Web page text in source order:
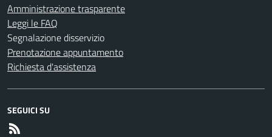
Amministrazione trasparente
Leggi le FAQ
Segnalazione disservizio
Prenotazione appuntamento
Richiesta d'assistenza
SEGUICI SU